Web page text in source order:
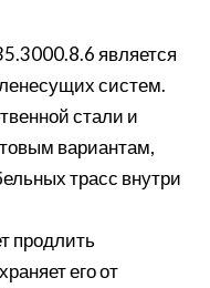
является
систем.
стали и
вариантам,
трасс внутри
продлить
его от